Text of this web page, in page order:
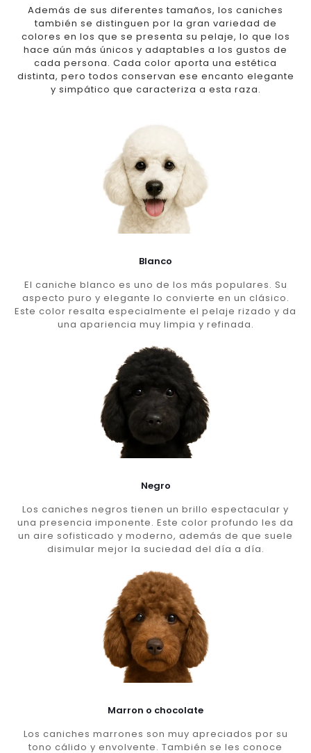
Además de sus diferentes tamaños, los caniches
también se distinguen por la gran variedad de
colores en los que se presenta su pelaje, lo que los
hace aún más únicos y adaptables a los gustos de
cada persona. Cada color aporta una estética
distinta, pero todos conservan ese encanto elegante
y simpático que caracteriza a esta raza.
Blanco
El caniche blanco es uno de los más populares. Su
aspecto puro y elegante lo convierte en un clásico.
Este color resalta especialmente el pelaje rizado y da
una apariencia muy limpia y refinada.
Negro
Los caniches negros tienen un brillo espectacular y
una presencia imponente. Este color profundo les da
un aire sofisticado y moderno, además de que suele
disimular mejor la suciedad del día a día.
Marron o chocolate
Los caniches marrones son muy apreciados por su
tono cálido y envolvente. También se les conoce